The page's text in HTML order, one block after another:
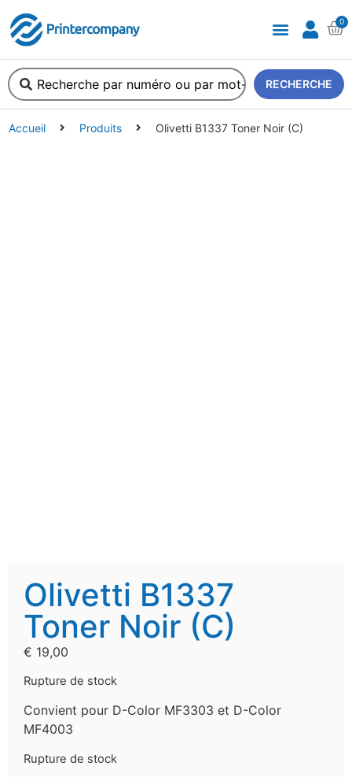
0
RECHERCHE
Accueil Produits Olivetti B1337 Toner Noir (C)
Olivetti B1337
Toner Noir (C)
€ 19,00
Rupture de stock
Convient pour D-Color MF3303 et D-Color
MF4003
Rupture de stock